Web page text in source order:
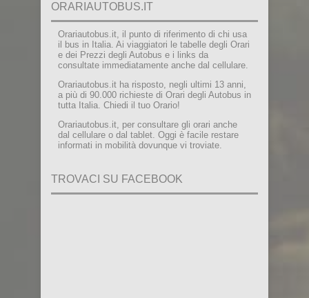
ORARIAUTOBUS.IT
Orariautobus.it, il punto di riferimento di chi usa
il bus in Italia. Ai viaggiatori le tabelle degli Orari
e dei Prezzi degli Autobus e i links da
consultate immediatamente anche dal cellulare.
Orariautobus.it ha risposto, negli ultimi 13 anni,
a più di 90.000 richieste di Orari degli Autobus in
tutta Italia. Chiedi il tuo Orario!
Orariautobus.it, per consultare gli orari anche
dal cellulare o dal tablet. Oggi è facile restare
informati in mobilità dovunque vi troviate.
TROVACI SU FACEBOOK